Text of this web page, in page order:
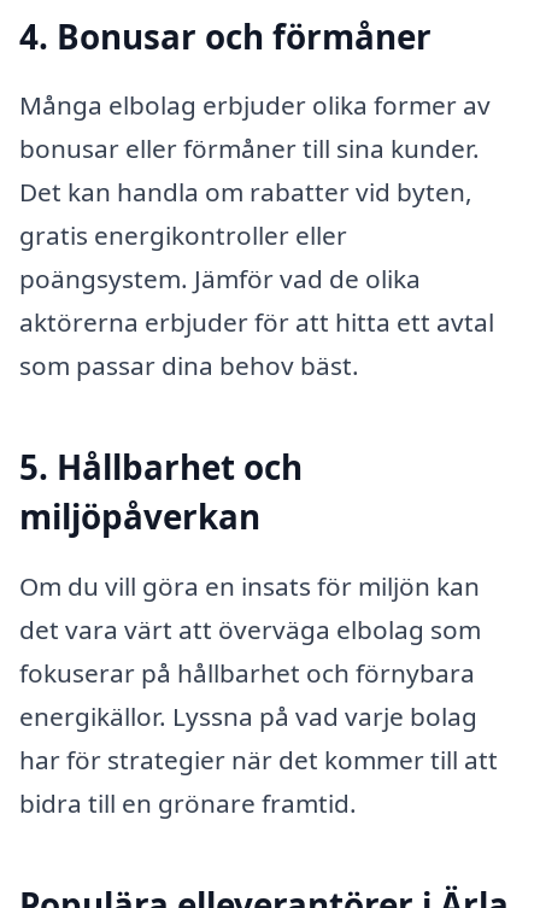
4. Bonusar och förmåner
Många elbolag erbjuder olika former av
bonusar eller förmåner till sina kunder.
Det kan handla om rabatter vid byten,
gratis energikontroller eller
poängsystem. Jämför vad de olika
aktörerna erbjuder för att hitta ett avtal
som passar dina behov bäst.
5. Hållbarhet och
miljöpåverkan
Om du vill göra en insats för miljön kan
det vara värt att överväga elbolag som
fokuserar på hållbarhet och förnybara
energikällor. Lyssna på vad varje bolag
har för strategier när det kommer till att
bidra till en grönare framtid.